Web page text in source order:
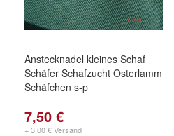
Anstecknadel kleines Schaf
Schäfer Schafzucht Osterlamm
Schäfchen s-p
7,50 €
+ 3,00 € Versand